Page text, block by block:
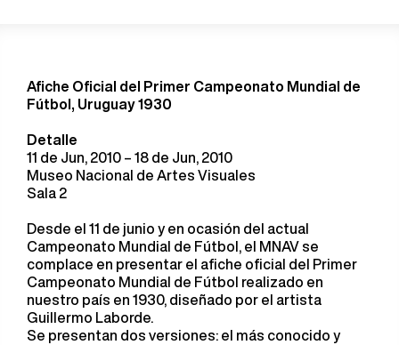
Afiche Oficial del Primer Campeonato Mundial de
Fútbol, Uruguay 1930
Detalle
11 de Jun, 2010 – 18 de Jun, 2010
Museo Nacional de Artes Visuales
Sala 2
Desde el 11 de junio y en ocasión del actual
Campeonato Mundial de Fútbol, el MNAV se
complace en presentar el afiche oficial del Primer
Campeonato Mundial de Fútbol realizado en
nuestro país en 1930, diseñado por el artista
Guillermo Laborde.
Se presentan dos versiones: el más conocido y